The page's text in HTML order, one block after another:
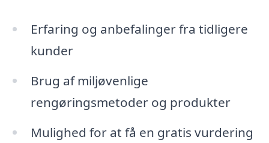
Erfaring og anbefalinger fra tidligere
kunder
Brug af miljøvenlige
rengøringsmetoder og produkter
Mulighed for at få en gratis vurdering